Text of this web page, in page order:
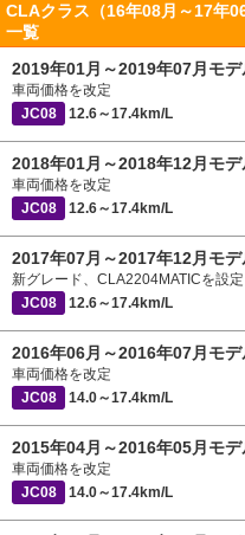
CLAクラス（16年08月～17年
一覧
2019年01月～2019年07月モデ
車両価格を改定
JC08
12.6～17.4km/L
2018年01月～2018年12月モデ
車両価格を改定
JC08
12.6～17.4km/L
2017年07月～2017年12月モデ
新グレード、CLA2204MATICを設定
JC08
12.6～17.4km/L
2016年06月～2016年07月モデ
車両価格を改定
JC08
14.0～17.4km/L
2015年04月～2016年05月モデ
車両価格を改定
JC08
14.0～17.4km/L